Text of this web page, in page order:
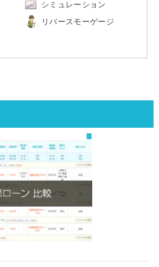
シミュレーション
リバースモーゲージ